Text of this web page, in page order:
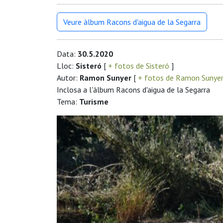
Veure àlbum Racons d'aigua de la Segarra
Data: 30.5.2020
Lloc: Sisteró [ + fotos de Sisteró ]
Autor: Ramon Sunyer [ + fotos de Ramon
Inclosa a l'àlbum Racons d'aigua de la Segarra
Tema: Turisme